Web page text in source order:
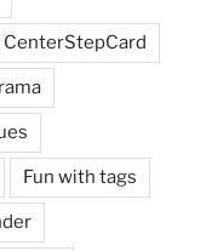
CenterStepCard
Fun with tags